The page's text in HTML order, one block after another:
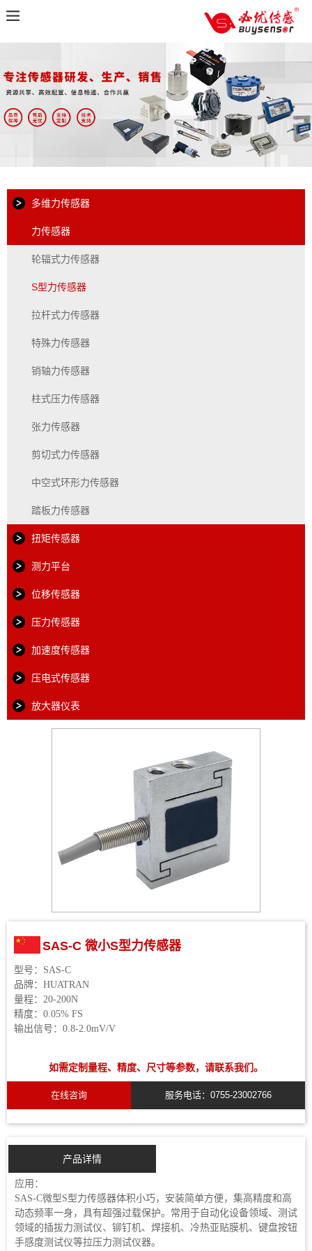
多维力传感器
力传感器
轮辐式力传感器
S型力传感器
拉杆式力传感器
特殊力传感器
销轴力传感器
柱式压力传感器
张力传感器
剪切式力传感器
中空式环形力传感器
踏板力传感器
扭矩传感器
测力平台
位移传感器
压力传感器
加速度传感器
压电式传感器
放大器仪表
SAS-C 微小S型力传感器
型号： SAS-C
品牌： HUATRAN
量程： 20-200N
精度： 0.05% FS
输出信号： 0.8-2.0mV/V
如需定制量程、精度、尺寸等参数，请联系我们。
在线咨询 服务电话：0755-23002766
产品详情
应用：
SAS-C微型S型力传感器体积小巧，安装简单方便，集高精度和高
动态频率一身，具有超强过载保护。常用于自动化设备领域、测试
领域的插拔力测试仪、铆钉机、焊接机、冷热亚贴膜机、键盘按钮
手感度测试仪等拉压力测试仪器。